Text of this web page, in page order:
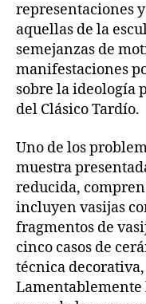
representaciones
aquellas de la
semejanzas de
manifestaciones
sobre la ideología
del Clásico Tardío.
Uno de los
muestra
reducida,
incluyen vasijas
fragmentos de
cinco casos de
técnica
Lamentablemente